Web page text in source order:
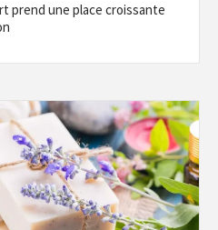
prend une place croissante